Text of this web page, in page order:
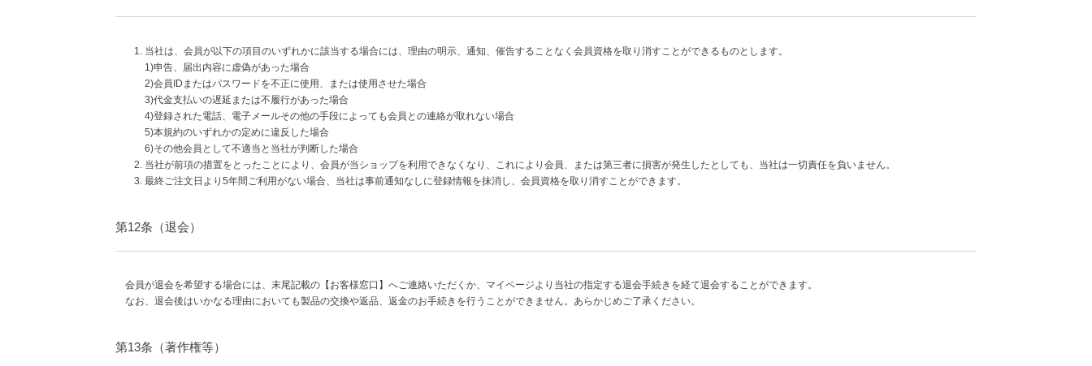
当社は、会員が以下の項目のいずれかに該当する場合には、理由の明示、通知、催告することなく会員資格を取り消すことができるものとします。
1)申告、届出内容に虚偽があった場合
2)会員IDまたはパスワードを不正に使用、または使用させた場合
3)代金支払いの遅延または不履行があった場合
4)登録された電話、電子メールその他の手段によっても会員との連絡が取れない場合
5)本規約のいずれかの定めに違反した場合
6)その他会員として不適当と当社が判断した場合
当社が前項の措置をとったことにより、会員が当ショップを利用できなくなり、これにより会員、または第三者に損害が発生したとしても、当社は一切責任を負いません。
最終ご注文日より5年間ご利用がない場合、当社は事前通知なしに登録情報を抹消し、会員資格を取り消すことができます。
第12条（退会）
会員が退会を希望する場合には、末尾記載の【お客様窓口】へご連絡いただくか、マイページより当社の指定する退会手続きを経て退会することができます。
なお、退会後はいかなる理由においても製品の交換や返品、返金のお手続きを行うことができません。あらかじめご了承ください。
第13条（著作権等）